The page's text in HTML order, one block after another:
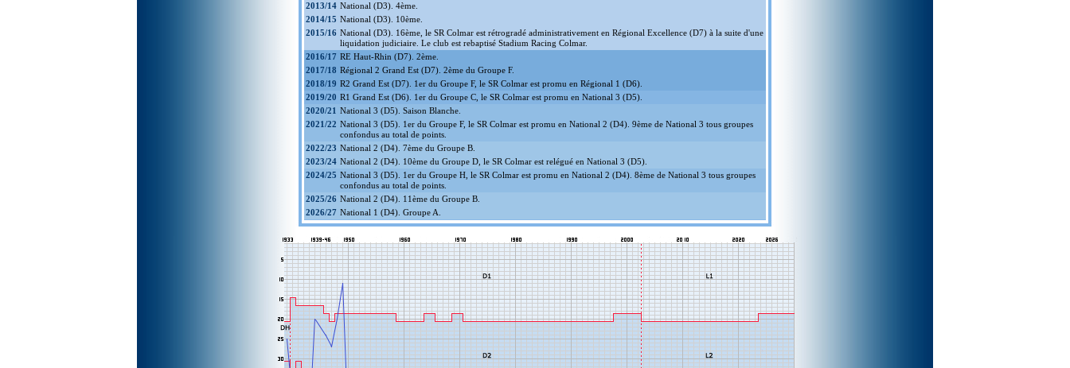
2013/14 National (D3). 4ème.
2014/15 National (D3). 10ème.
2015/16 National (D3). 16ème, le SR Colmar est rétrogradé administrativement en Régional Excellence (D7) à la suite d'une
liquidation judiciaire. Le club est rebaptisé Stadium Racing Colmar.
2016/17 RE Haut-Rhin (D7). 2ème.
2017/18 Régional 2 Grand Est (D7). 2ème du Groupe F.
2018/19 R2 Grand Est (D7). 1er du Groupe F, le SR Colmar est promu en Régional 1 (D6).
2019/20 R1 Grand Est (D6). 1er du Groupe C, le SR Colmar est promu en National 3 (D5).
2020/21 National 3 (D5). Saison Blanche.
2021/22 National 3 (D5). 1er du Groupe F, le SR Colmar est promu en National 2 (D4). 9ème de National 3 tous groupes
confondus au total de points.
2022/23 National 2 (D4). 7ème du Groupe B.
2023/24 National 2 (D4). 10ème du Groupe D, le SR Colmar est relégué en National 3 (D5).
2024/25 National 3 (D5). 1er du Groupe H, le SR Colmar est promu en National 2 (D4). 8ème de National 3 tous groupes
confondus au total de points.
2025/26 National 2 (D4). 11ème du Groupe B.
2026/27 National 1 (D4). Groupe A.